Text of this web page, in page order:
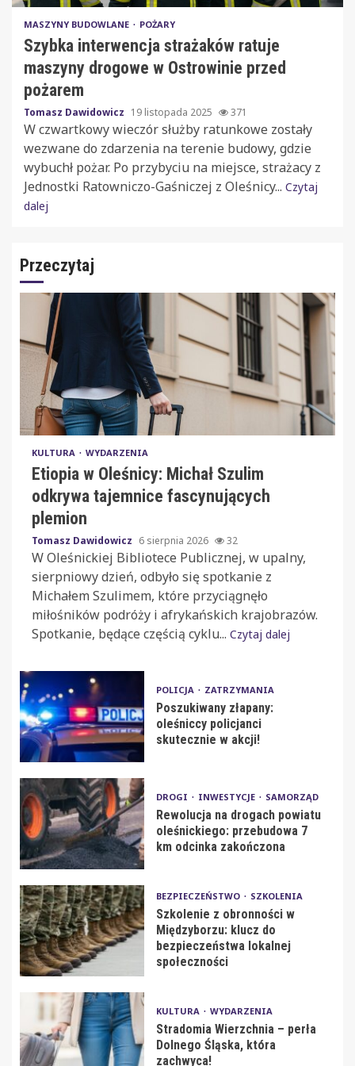
MASZYNY BUDOWLANE POŻARY
Szybka interwencja strażaków ratuje
maszyny drogowe w Ostrowinie przed
pożarem
Tomasz Dawidowicz 19 listopada 2025 371
W czwartkowy wieczór służby ratunkowe zostały
wezwane do zdarzenia na terenie budowy, gdzie
wybuchł pożar. Po przybyciu na miejsce, strażacy z
Jednostki Ratowniczo-Gaśniczej z Oleśnicy... Czytaj
dalej
Przeczytaj
KULTURA WYDARZENIA
Etiopia w Oleśnicy: Michał Szulim
odkrywa tajemnice fascynujących
plemion
Tomasz Dawidowicz 6 sierpnia 2026 32
W Oleśnickiej Bibliotece Publicznej, w upalny,
sierpniowy dzień, odbyło się spotkanie z
Michałem Szulimem, które przyciągnęło
miłośników podróży i afrykańskich krajobrazów.
Spotkanie, będące częścią cyklu... Czytaj dalej
POLICJA ZATRZYMANIA
Poszukiwany złapany:
oleśniccy policjanci
skutecznie w akcji!
DROGI INWESTYCJE SAMORZĄD
Rewolucja na drogach powiatu
oleśnickiego: przebudowa 7
km odcinka zakończona
BEZPIECZEŃSTWO SZKOLENIA
Szkolenie z obronności w
Międzyborzu: klucz do
bezpieczeństwa lokalnej
społeczności
KULTURA WYDARZENIA
Stradomia Wierzchnia – perła
Dolnego Śląska, która
zachwyca!